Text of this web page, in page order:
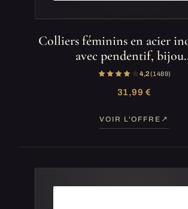
Colliers féminins en acier
avec pendentif,
4,2(1 489)
31,99 €
VOIR L'OFFRE